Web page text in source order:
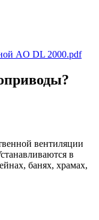
AO DL 2000.pdf
вентиляции
в
банях, храмах,